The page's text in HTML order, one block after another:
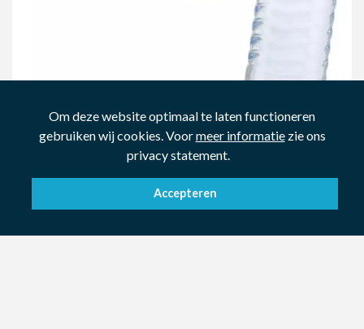
Om deze website optimaal te laten functioneren
gebruiken wij cookies. Voormeer informatiezie ons
privacy statement.
Accepteren